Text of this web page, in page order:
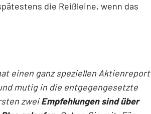
die Reißleine, wenn das
einen ganz speziellen Aktienreport
mutig in die entgegengesetzte
zweiEmpfehlungen sind über